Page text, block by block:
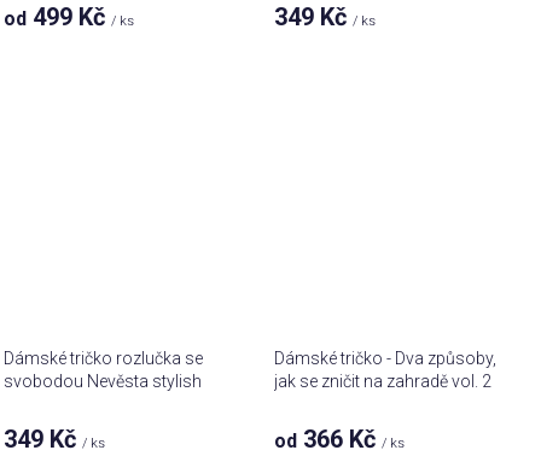
od 499 Kč / ks 349 Kč / ks
Dámské tričko rozlučka se
svobodou Nevěsta stylish
349 Kč/ ks
Dámské tričko - Dva způsoby,
jak se zničit na zahradě vol. 2
od 366 Kč/ ks